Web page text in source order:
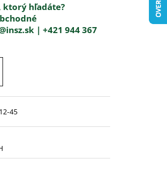
ktorý hľadáte?
| +421 944 367
45